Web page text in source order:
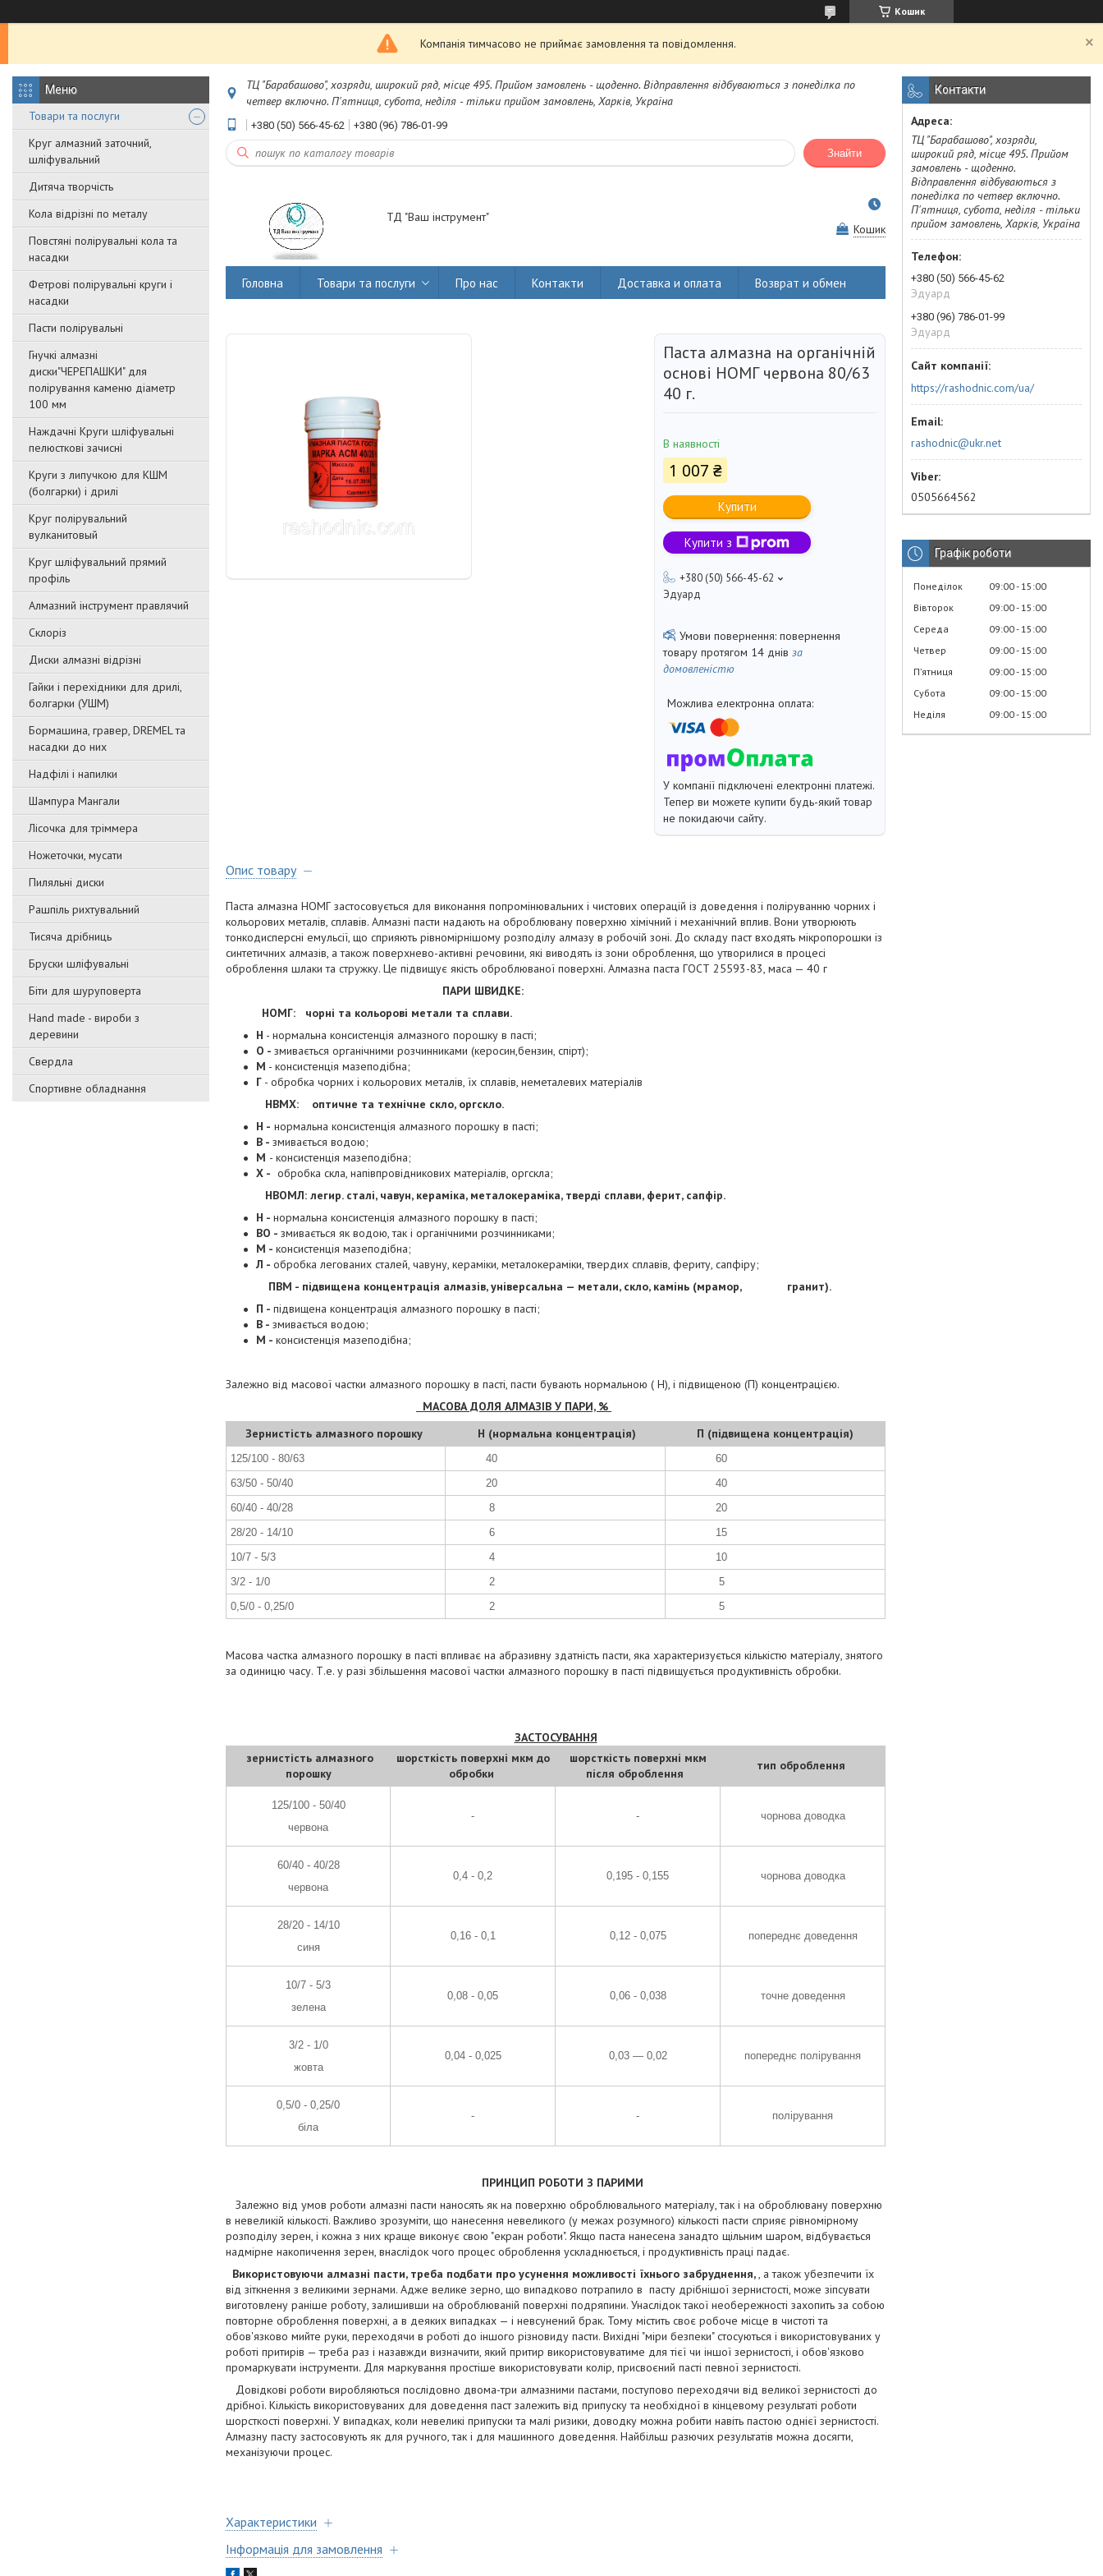
Кошик
Компанія тимчасово не приймає замовлення та повідомлення.
Товари та послуги
Круг алмазний заточний,
шліфувальний
Дитяча творчість
Кола відрізні по металу
Повстяні полірувальні кола та
насадки
Фетрові полірувальні круги і
насадки
Пасти полірувальні
Гнучкі алмазні
диски"ЧЕРЕПАШКИ" для
полірування каменю діаметр
100 мм
Наждачні Круги шліфувальні
пелюсткові зачисні
Круги з липучкою для КШМ
(болгарки) і дрилі
Круг полірувальний
вулканитовый
Круг шліфувальний прямий
профіль
Алмазний інструмент правлячий
Склоріз
Диски алмазні відрізні
Гайки і перехідники для дрилі,
болгарки (УШМ)
Бормашина, гравер, DREMEL та
насадки до них
Надфілі і напилки
Шампура Мангали
Лісочка для тріммера
Ножеточки, мусати
Пиляльні диски
Рашпіль рихтувальний
Тисяча дрібниць
Бруски шліфувальні
Біти для шуруповерта
Hand made - вироби з
деревини
Свердла
Спортивне обладнання
ТЦ "Барабашово", хозряди, широкий ряд, місце 495. Прийом замовлень - щоденно. Відправлення відбуваються з понеділка по
четвер включно. П'ятниця, субота, неділя - тільки прийом замовлень, Харків, Україна
+380 (50) 566-45-62 +380 (96) 786-01-99
Знайти
ТД "Ваш інструмент"
Кошик
Головна Товари та послуги Про нас Контакти Доставка и оплата Возврат и обмен
Паста алмазна на органічній
основі НОМГ червона 80/63
40 г.
В наявності
1 007 ₴
Купити
Купити з
+380 (50) 566-45-62
Эдуард
повернення
товару протягом 14 днів за
домовленістю
У компанії підключені електронні платежі.
Тепер ви можете купити будь-який товар
не покидаючи сайту.
Опис товару
Паста алмазна НОМГ застосовується для виконання попромінювальних і чистових операцій із доведення і поліруванню чорних і
кольорових металів, сплавів. Алмазні пасти надають на оброблювану поверхню хімічний і механічний вплив. Вони утворюють
тонкодисперсні емульсії, що сприяють рівномірнішому розподілу алмазу в робочій зоні. До складу паст входять мікропорошки із
синтетичних алмазів, а також поверхнево-активні речовини, які виводять із зони оброблення, що утворилися в процесі
оброблення шлаки та стружку. Це підвищує якість оброблюваної поверхні. Алмазна паста ГОСТ 25593-83, маса — 40 г
ПАРИ ШВИДКЕ:
НОМГ:
чорні та кольорові метали та сплави.
Н - нормальна консистенція алмазного порошку в пасті;
О - змивається органічними розчинниками (керосин,бензин, спірт);
М - консистенція мазеподібна;
Г - обробка чорних і кольорових металів, їх сплавів, неметалевих матеріалів
НВМХ: оптичне та технічне скло, оргскло.
Н - нормальна консистенція алмазного порошку в пасті;
В - змивається водою;
М - консистенція мазеподібна;
Х - обробка скла, напівпровідникових матеріалів, оргскла;
НВОМЛ: легир. сталі, чавун, кераміка, металокераміка, тверді сплави, ферит, сапфір.
Н - нормальна консистенція алмазного порошку в пасті;
ВО - змивається як водою, так і органічними розчинниками;
М - консистенція мазеподібна;
Л - обробка легованих сталей, чавуну, кераміки, металокераміки, твердих сплавів, фериту, сапфіру;
ПВМ - підвищена концентрація алмазів, універсальна — метали, скло, камінь (мрамор, гранит).
П - підвищена концентрація алмазного порошку в пасті;
В - змивається водою;
М - консистенція мазеподібна;
Залежно від масової частки алмазного порошку в пасті, пасти бувають нормальною ( Н), і підвищеною (П) концентрацією.
МАСОВА ДОЛЯ АЛМАЗІВ У ПАРИ, %
Зернистість алмазного порошку
Н (нормальна концентрація) П (підвищена концентрація)
125/100 - 80/63 40
60
63/50 - 50/40
20
40
60/40 - 40/28
8
20
28/20 - 14/10
6
15
10/7 - 5/3
4
10
3/2 - 1/0
2
5
0,5/0 - 0,25/0
2 5
Масова частка алмазного порошку в пасті впливає на абразивну здатність пасти, яка характеризується кількістю матеріалу, знятого
за одиницю часу. Т.е. у разі збільшення масової частки алмазного порошку в пасті підвищується продуктивність обробки.
ЗАСТОСУВАННЯ
зернистість алмазного
порошку
шорсткість поверхні мкм до
обробки
шорсткість поверхні мкм
після оброблення
тип оброблення
125/100 - 50/40
червона
- - чорнова доводка
60/40 - 40/28
червона
0,4 - 0,2 0,195 - 0,155 чорнова доводка
28/20 - 14/10
синя
0,16 - 0,1 0,12 - 0,075 попереднє доведення
10/7 - 5/3
зелена
0,08 - 0,05 0,06 - 0,038 точне доведення
3/2 - 1/0
жовта
0,04 - 0,025 0,03 — 0,02 попереднє полірування
0,5/0 - 0,25/0
біла
- - полірування
ПРИНЦИП РОБОТИ З ПАРИМИ
Залежно від умов роботи алмазні пасти наносять як на поверхню оброблювального матеріалу, так і на оброблювану поверхню
в невеликій кількості. Важливо зрозуміти, що нанесення невеликого (у межах розумного) кількості пасти сприяє рівномірному
розподілу зерен, і кожна з них краще виконує свою "екран роботи". Якщо паста нанесена занадто щільним шаром, відбувається
надмірне накопичення зерен, внаслідок чого процес оброблення ускладнюється, і продуктивність праці падає.
Використовуючи алмазні пасти, треба подбати про усунення можливості їхнього забруднення,, а також убезпечити їх
від зіткнення з великими зернами. Адже велике зерно, що випадково потрапило в пасту дрібнішої зернистості, може зіпсувати
виготовлену раніше роботу, залишивши на оброблюваній поверхні подряпини. Унаслідок такої необережності захопить за собою
повторне оброблення поверхні, а в деяких випадках — і невсунений брак. Тому містить своє робоче місце в чистоті та
обов'язково мийте руки, переходячи в роботі до іншого різновиду пасти. Вихідні "міри безпеки" стосуються і використовуваних у
роботі притирів — треба раз і назавжди визначити, який притир використовуватиме для тієї чи іншої зернистості, і обов'язково
промаркувати інструменти. Для маркування простіше використовувати колір, присвоєний пасті певної зернистості.
Довідкові роботи виробляються послідовно двома-три алмазними пастами, поступово переходячи від великої зернистості до
дрібної. Кількість використовуваних для доведення паст залежить від припуску та необхідної в кінцевому результаті роботи
шорсткості поверхні. У випадках, коли невеликі припуски та малі ризики, доводку можна робити навіть пастою однієї зернистості.
Алмазну пасту застосовують як для ручного, так і для машинного доведення. Найбільш разючих результатів можна досягти,
механізуючи процес.
Характеристики
Інформація для замовлення
Контакти
ТЦ "Барабашово", хозряди,
широкий ряд, місце 495. Прийом
замовлень - щоденно.
Відправлення відбуваються з
понеділка по четвер включно.
П'ятниця, субота, неділя - тільки
прийом замовлень, Харків, Україна
+380 (50) 566-45-62
Эдуард
+380 (96) 786-01-99
Эдуард
https://rashodnic.com/ua/
rashodnic@ukr.net
0505664562
Графік роботи
Понеділок 09:00 15:00
Вівторок
09:00 15:00
Середа
09:00 15:00
Четвер
09:00 15:00
Пʼятниця
09:00 15:00
Субота
09:00 15:00
Неділя
09:00 15:00